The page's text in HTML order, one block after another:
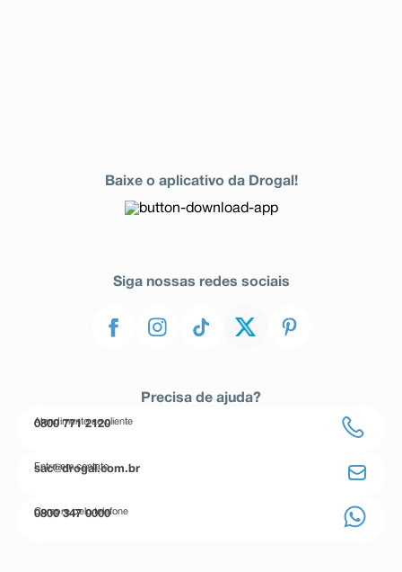
Baixe o aplicativo da Drogal!
Siga nossas redes sociais
Precisa de ajuda?
Atendimento ao cliente
0800 771 2120
Entre em contato
sac@drogal.com.br
Compre pelo telefone
0800 347 0000